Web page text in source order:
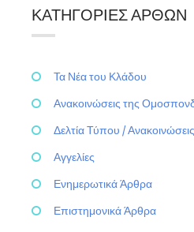
ΚΑΤΗΓΟΡΊΕΣ ΆΡΘΩΝ
Τα Νέα του Κλάδου
Ανακοινώσεις της
Δελτία Τύπου / Ανακοινώσεις
Αγγελίες
Ενημερωτικά Άρθρα
Επιστημονικά Άρθρα